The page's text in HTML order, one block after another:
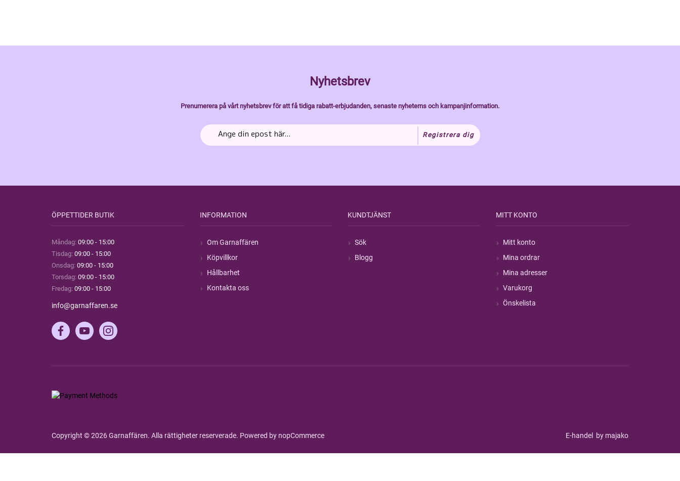
Nyhetsbrev
Prenumerera på vårt nyhetsbrev för att få tidiga rabatt-erbjudanden, senaste nyheterns och kampanjinformation.
Registrera dig
ÖPPETTIDER BUTIK
Måndag: 09:00 - 15:00
Tisdag: 09:00 - 15:00
Onsdag: 09:00 - 15:00
Torsdag: 09:00 - 15:00
Fredag: 09:00 - 15:00
info@garnaffaren.se
INFORMATION
Om Garnaffären
Köpvillkor
Hållbarhet
Kontakta oss
KUNDTJÄNST
Sök
Blogg
MITT KONTO
Mitt konto
Mina ordrar
Mina adresser
Varukorg
Önskelista
Copyright © 2026 Garnaffären. Alla rättigheter reserverade. Powered by nopCommerce E-handel by majako